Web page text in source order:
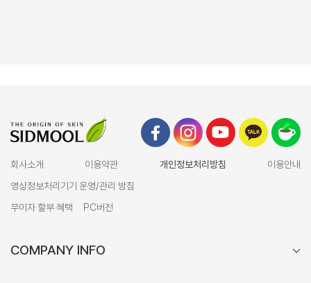
회사소개 이용약관 개인정보처리방침
이용안내
영상정보처리기기 운영/관리 방침
무이자 할부 혜택
PC버전
COMPANY INFO